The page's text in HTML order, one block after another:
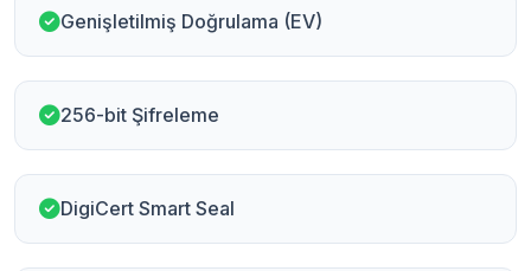
Genişletilmiş Doğrulama (EV)
256-bit Şifreleme
DigiCert Smart Seal